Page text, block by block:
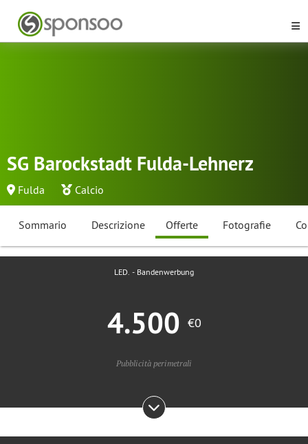
SG Barockstadt Fulda-Lehnerz
Fulda Calcio
Sommario Descrizione Offerte Fotografie
LED. - Bandenwerbung
4.500 €0
Pubblicità perimetrali